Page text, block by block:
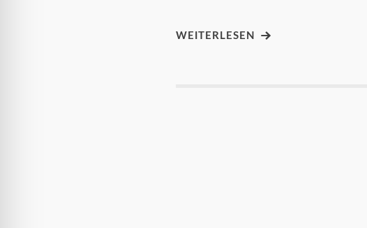
WEITERLESEN